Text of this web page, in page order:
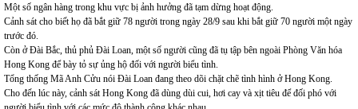
Một số ngân hàng trong khu vực bị ảnh hưởng đã tạm dừng hoạt động.
Cảnh sát cho biết họ đã bắt giữ 78 người trong ngày 28/9 sau khi bắt giữ 70 người một ngày
trước đó.
Còn ở Đài Bắc, thủ phủ Đài Loan, một số người cũng đã tụ tập bên ngoài Phòng Văn hóa
Hong Kong để bày tỏ sự ủng hộ đối với người biểu tình.
Tổng thống Mã Anh Cửu nói Đài Loan đang theo dõi chặt chẽ tình hình ở Hong Kong.
Cho đến lúc này, cảnh sát Hong Kong đã dùng dùi cui, hơi cay và xịt tiêu để đối phó với